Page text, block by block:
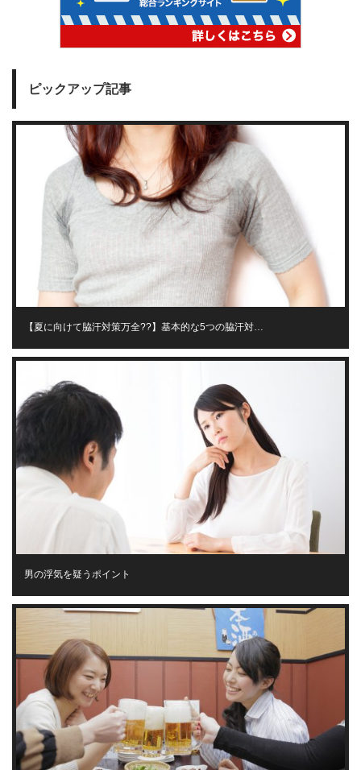
ピックアップ記事
【夏に向けて脇汗対策万全??】基本的な5つの脇汗対…
男の浮気を疑うポイント